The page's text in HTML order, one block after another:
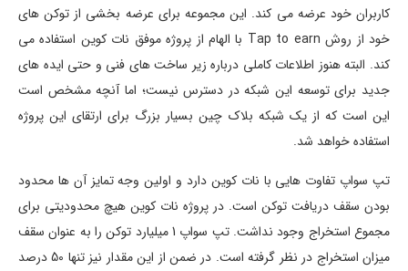
کاربران خود عرضه می کند. این مجموعه برای عرضه بخشی از توکن های
خود از روش Tap to earn با الهام از پروژه موفق نات کوین استفاده می
کند. البته هنوز اطلاعات کاملی درباره زیر ساخت های فنی و حتی ایده های
جدید برای توسعه این شبکه در دسترس نیست؛ اما آنچه مشخص است
این است که از یک شبکه بلاک چین بسیار بزرگ برای ارتقای این پروژه
استفاده خواهد شد.
تپ سواپ تفاوت هایی با نات کوین دارد و اولین وجه تمایز آن ها محدود
بودن سقف دریافت توکن است. در پروژه نات کوین هیچ محدودیتی برای
مجموع استخراج وجود نداشت. تپ سواپ 1 میلیارد توکن را به عنوان سقف
میزان استخراج در نظر گرفته است. در ضمن از این مقدار نیز تنها 50 درصد